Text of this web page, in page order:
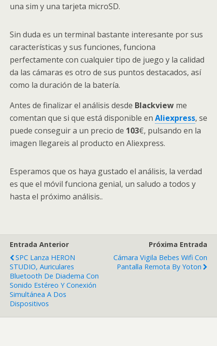
una sim y una tarjeta microSD.
Sin duda es un terminal bastante interesante por sus
características y sus funciones, funciona
perfectamente con cualquier tipo de juego y la calidad
da las cámaras es otro de sus puntos destacados, así
como la duración de la batería.
Antes de finalizar el análisis desde Blackview me
comentan que si que está disponible en Aliexpress, se
puede conseguir a un precio de 103€, pulsando en la
imagen llegareis al producto en Aliexpress.
Esperamos que os haya gustado el análisis, la verdad
es que el móvil funciona genial, un saludo a todos y
hasta el próximo análisis..
Entrada Anterior
SPC Lanza HERON
STUDIO, Auriculares
Bluetooth De Diadema Con
Sonido Estéreo Y Conexión
Simultánea A Dos
Dispositivos
Próxima Entrada
Cámara Vigila Bebes Wifi Con
Pantalla Remota By Yoton